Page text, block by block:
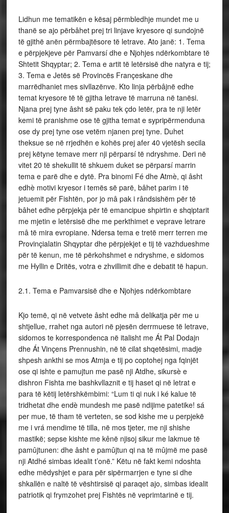
Lidhun me tematikën e kësaj përmbledhje mundet me u
thanë se ajo përbâhet prej tri linjave kryesore qi sundojnë
të gjithë anën përmbajtësore të letrave. Ato janë: 1. Tema
e përpjekjeve për Pamvarsí dhe e Njohjes ndërkombtare të
Shtetit Shqyptar; 2. Tema e artit të letërsisë dhe natyra e tij;
3. Tema e Jetës së Provincës Françeskane dhe
marrëdhaniet mes sivllazënve. Kto linja përbâjnë edhe
temat kryesore të të gjitha letrave të marruna në tanësi.
Njana prej tyne âsht së paku tek çdo letër, pra te nji letër
kemi të pranishme ose të gjitha temat e sypripërmenduna
ose dy prej tyne ose vetëm njanen prej tyne. Duhet
theksue se në rrjedhën e kohës prej afer 40 vjetësh secila
prej këtyne temave merr nji përparsí të ndryshme. Deri në
vitet 20 të shekullit të shkuem duket se përparsí marrin
tema e parë dhe e dytë. Pra binomi Fé dhe Atmè, qi âsht
edhè motivi kryesor i temës së parë, bâhet parim i të
jetuemit për Fishtën, por jo mâ pak i rândsishëm për të
bâhet edhe përpjekja për të emancipue shpirtin e shqiptarit
me mjetin e letërsisë dhe me perkthimet e veprave letrare
mâ të mira evropiane. Ndersa tema e tretë merr terren me
Provinçialatin Shqyptar dhe përpjekjet e tij të vazhdueshme
për të kenun, me të përkohshmet e ndryshme, e sidomos
me Hyllin e Dritës, votra e zhvillimit dhe e debatit të hapun.
2.1. Tema e Pamvarsisë dhe e Njohjes ndërkombtare
Kjo temë, qi në vetvete âsht edhe mâ delikatja për me u
shtjellue, rrahet nga autori në pjesën derrmuese të letrave,
sidomos te korrespondenca në italisht me Át Pal Dodajn
dhe Át Vinçens Prennushin, në të cilat shqetësimi, madje
shpesh ankthi se mos Atmja e tij po coptohej nga fqinjët
ose qi ishte e pamujtun me pasë nji Atdhe, sikursè e
dishron Fishta me bashkvllaznit e tij haset qi në letrat e
para të këtij letërshkëmbimi: “Lum ti qi nuk i ké kalue të
tridhetat dhe endè mundesh me pasë ndijime patetike! sá
per mue, të tham të verteten, se sod kishe me u perpjekë
me i vrá mendime të tilla, në mos tjeter, me nji shishe
mastikë; sepse kishte me kênë njisoj sikur me lakmue të
pamûjtunen: dhe âsht e pamûjtun qi na të mûjmë me pasë
nji Atdhé simbas idealit t’onë.” Këtu në fakt kemi ndoshta
edhe mëdyshjet e para për sipërmarrjen e tyne si dhe
shkallën e naltë të vështirsisë qi paraqet ajo, simbas idealit
patriotik qi frymzohet prej Fishtës në veprimtarinë e tij.